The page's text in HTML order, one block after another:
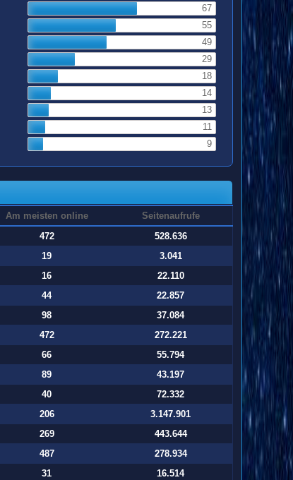
67
55
49
29
18
14
13
11
9
Am meisten online
Seitenaufrufe
472
528.636
19
3.041
16
22.110
44
22.857
98
37.084
472
272.221
66
55.794
89
43.197
40
72.332
206
3.147.901
269
443.644
487
278.934
31
16.514